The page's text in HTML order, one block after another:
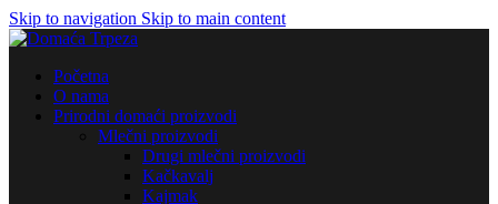
Skip to navigation Skip to main content
Početna
O nama
Prirodni domaći proizvodi
Mlečni proizvodi
Drugi mlečni proizvodi
Kačkavalj
Kajmak